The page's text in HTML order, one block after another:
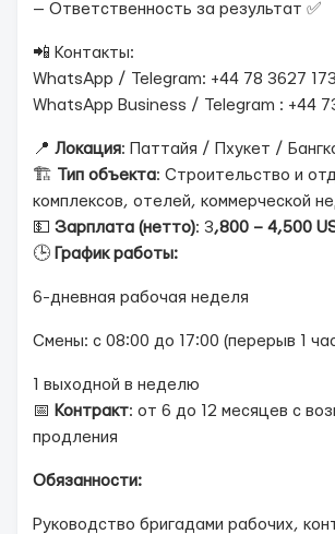
— Ответственность за результат ✅
📲 Контакты:
WhatsApp / Telegram: +44 78 3627
WhatsApp Business / Telegram : +44
📍 Локация: Паттайя / Пхукет /
🏗️
Тип объекта: Строительство и
комплексов, отелей, коммерческой
💵 Зарплата (нетто): 3,800 – 4,500
🕒
График работы:
6-дневная рабочая неделя
Смены: с 08:00 до 17:00 (перерыв 1
1 выходной в неделю
📅 Контракт: от 6 до 12 месяцев с
продления
Обязанности:
Руководство бригадами рабочих,